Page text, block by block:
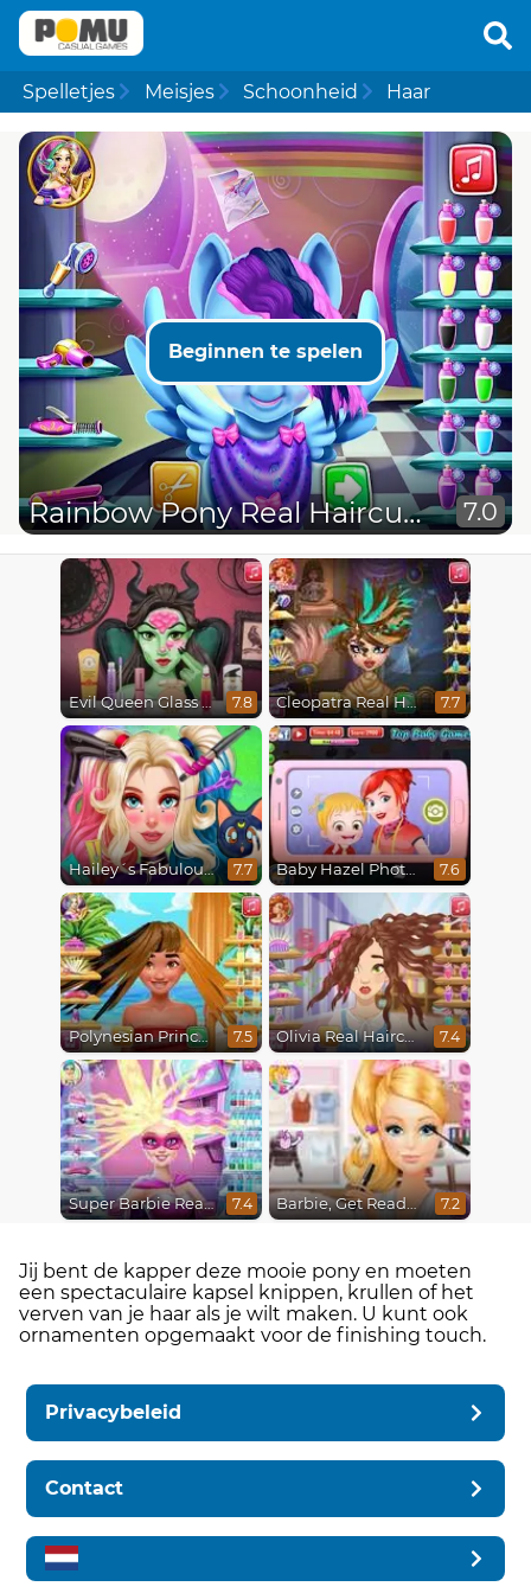
Spelletjes Meisjes Schoonheid Haar
Beginnen te spelen
Rainbow Pony Real Haircuts 7.0
Evil Queen Glass Skin Routine #Influencer 7.8 Cleopatra Real Haircuts 7.7
Hailey´s Fabulous Hairstyle Challenge 7.7 Baby Hazel Photoshoot 7.6
Polynesian Princess Real Haircuts 7.5 Olivia Real Haircuts 7.4
Super Barbie Real Haircuts 7.4 Barbie, Get Ready With Me 7.2
Jij bent de kapper deze mooie pony en moeten
een spectaculaire kapsel knippen, krullen of het
verven van je haar als je wilt maken. U kunt ook
ornamenten opgemaakt voor de finishing touch.
Privacybeleid
Contact